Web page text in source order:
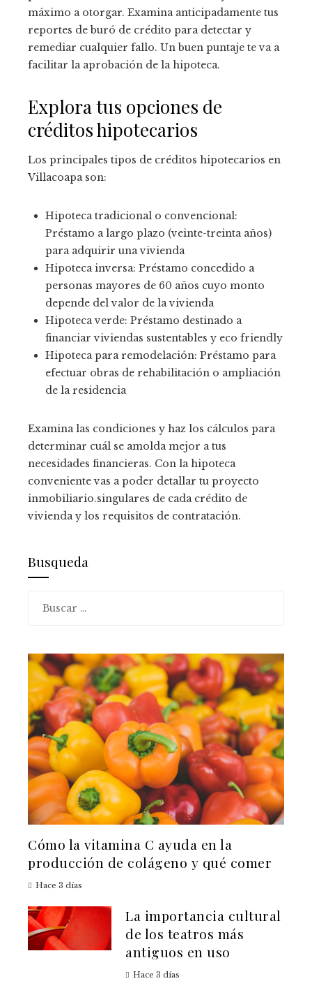
máximo a otorgar. Examina anticipadamente tus
reportes de buró de crédito para detectar y
remediar cualquier fallo. Un buen puntaje te va a
facilitar la aprobación de la hipoteca.
Explora tus opciones de
créditos hipotecarios
Los principales tipos de créditos hipotecarios en
Villacoapa son:
Hipoteca tradicional o convencional:
Préstamo a largo plazo (veinte-treinta años)
para adquirir una vivienda
Hipoteca inversa: Préstamo concedido a
personas mayores de 60 años cuyo monto
depende del valor de la vivienda
Hipoteca verde: Préstamo destinado a
financiar viviendas sustentables y eco friendly
Hipoteca para remodelación: Préstamo para
efectuar obras de rehabilitación o ampliación
de la residencia
Examina las condiciones y haz los cálculos para
determinar cuál se amolda mejor a tus
necesidades financieras. Con la hipoteca
conveniente vas a poder detallar tu proyecto
inmobiliario.singulares de cada crédito de
vivienda y los requisitos de contratación.
Busqueda
Cómo la vitamina C ayuda en la
producción de colágeno y qué comer
Hace 3 días
La importancia cultural
de los teatros más
antiguos en uso
Hace 3 días